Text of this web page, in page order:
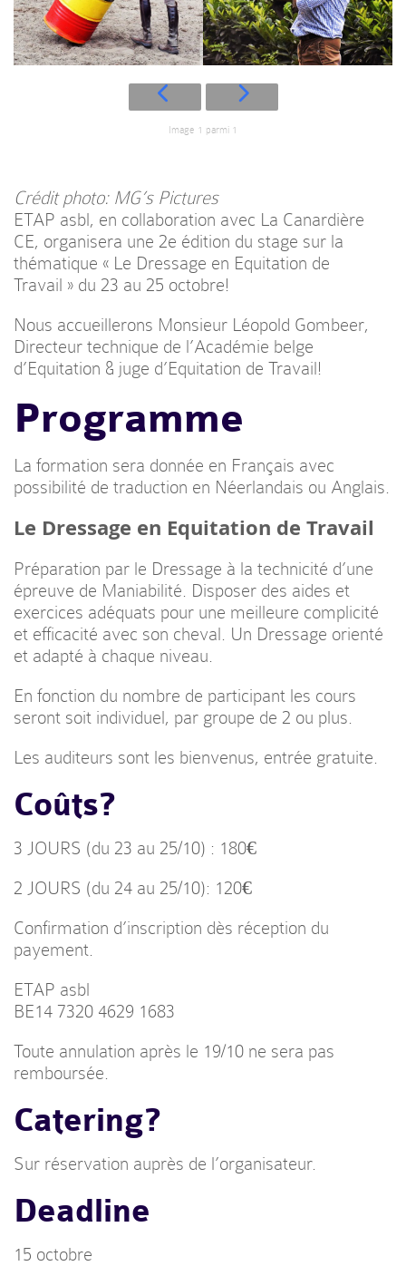
Image 1 parmi 1
Crédit photo: MG’s Pictures
ETAP asbl, en collaboration avec La Canardière
CE, organisera une 2e édition du stage sur la
thématique « Le Dressage en Equitation de
Travail » du 23 au 25 octobre!
Nous accueillerons Monsieur Léopold Gombeer,
Directeur technique de l’Académie belge
d’Equitation & juge d’Equitation de Travail!
Programme
La formation sera donnée en Français avec
possibilité de traduction en Néerlandais ou Anglais.
Le Dressage en Equitation de Travail
Préparation par le Dressage à la technicité d’une
épreuve de Maniabilité. Disposer des aides et
exercices adéquats pour une meilleure complicité
et efficacité avec son cheval. Un Dressage orienté
et adapté à chaque niveau.
En fonction du nombre de participant les cours
seront soit individuel, par groupe de 2 ou plus.
Les auditeurs sont les bienvenus, entrée gratuite.
Coûts?
3 JOURS (du 23 au 25/10) : 180€
2 JOURS (du 24 au 25/10): 120€
Confirmation d’inscription dès réception du
payement.
ETAP asbl
BE14 7320 4629 1683
Toute annulation après le 19/10 ne sera pas
remboursée.
Catering?
Sur réservation auprès de l’organisateur.
Deadline
15 octobre